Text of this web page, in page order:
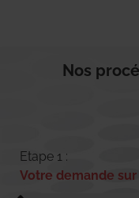
Nos
Etape 1 :
Votre demande